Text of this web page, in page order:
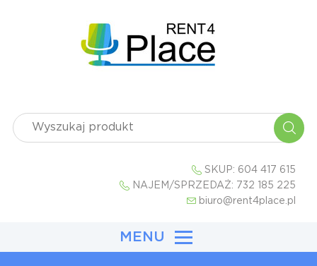
SKUP: 604 417 615
NAJEM/SPRZEDAŻ: 732 185 225
biuro@rent4place.pl
MENU